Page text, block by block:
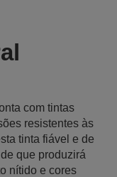
com tintas
resistentes às
tinta fiável e de
que produzirá
nítido e cores